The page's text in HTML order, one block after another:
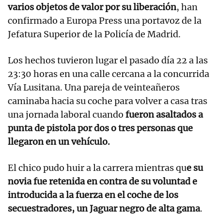
varios objetos de valor por su liberación, han
confirmado a Europa Press una portavoz de la
Jefatura Superior de la Policía de Madrid.
Los hechos tuvieron lugar el pasado día 22 a las
23:30 horas en una calle cercana a la concurrida
Vía Lusitana. Una pareja de veinteañeros
caminaba hacia su coche para volver a casa tras
una jornada laboral cuando fueron asaltados a
punta de pistola por dos o tres personas que
llegaron en un vehículo.
El chico pudo huir a la carrera mientras que su
novia fue retenida en contra de su voluntad e
introducida a la fuerza en el coche de los
secuestradores, un Jaguar negro de alta gama.